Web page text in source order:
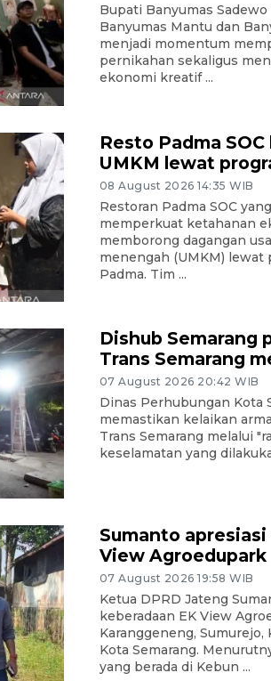
Bupati Banyumas
Banyumas Mantu dan
menjadi momentum
pernikahan sekaligus
ekonomi kreatif ...
Resto Padma
UMKM lewat
08 August 2026 14:35 WIB
Restoran Padma SOC
memperkuat ketahanan
memborong dagangan
menengah (UMKM) lewat
Padma. Tim ...
Dishub Semarang
Trans Semarang
07 August 2026 20:42 WIB
Dinas Perhubungan Kota
memastikan kelaikan
Trans Semarang melalui
keselamatan yang
Sumanto
View Agroedupark
07 August 2026 19:58 WIB
Ketua DPRD Jateng
keberadaan EK View
Karanggeneng,
Kota Semarang.
yang berada di Kebun ...